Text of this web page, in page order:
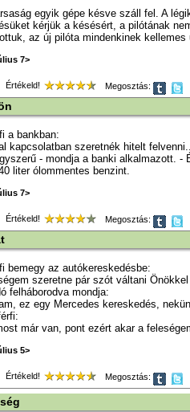
egyik gépe késve száll fel. A
kérjük a késésért, a pilótának
az új pilóta mindenkinek
7>
Értékeld! Megosztás:
a bankban:
kapcsolatban szeretnék hitelt
- mondja a banki alkalmazott. -
liter ólommentes benzint.
7>
Értékeld! Megosztás:
bemegy az autókereskedésbe:
szeretne pár szót váltani
felháborodva mondja:
ez egy Mercedes kereskedés,
már van, pont ezért akar a
5>
Értékeld! Megosztás: